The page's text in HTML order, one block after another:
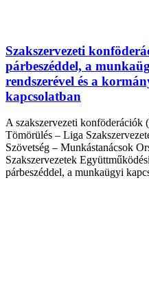
Szakszervezeti
párbeszéddel, a
rendszerével és a
kapcsolatban
A szakszervezeti konföderációk
Tömörülés – Liga
Szövetség – Munkástanácsok
Szakszervezetek
párbeszéddel, a munkaügyi